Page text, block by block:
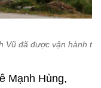
Vũ đã được vận hành
Mạnh Hùng,